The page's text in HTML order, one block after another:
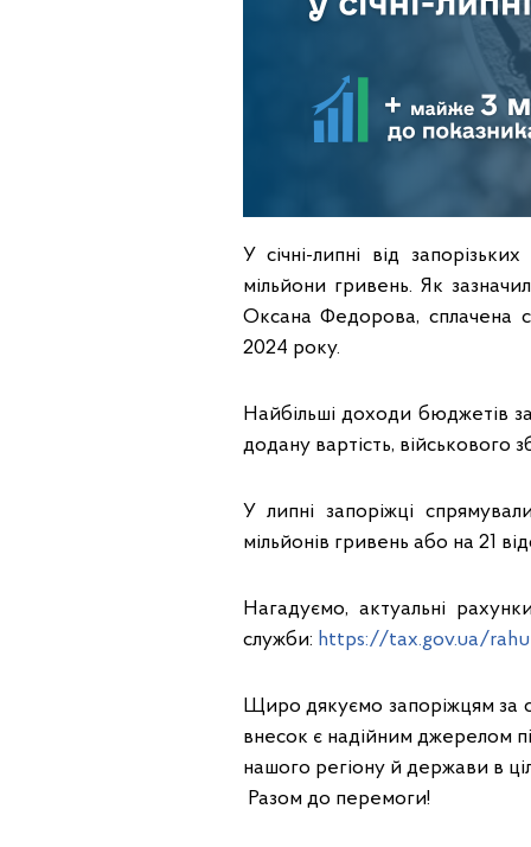
У січні-липні від
мільйони гривень. Як
Оксана Федорова, сплачена
2024 року.
Найбільші доходи бюджетів
додану вартість, військового
У липні запоріжці
мільйонів гривень або на 21
Нагадуємо, актуальні
служби: https://tax.gov.ua/
Щиро дякуємо запоріжцям за
внесок є надійним джерелом
нашого регіону й держави в
Разом до перемоги!